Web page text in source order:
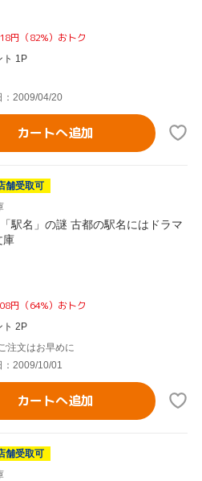
円（82%）おトク
ト 1P
：2009/04/20
カートへ追加
舗受取可
駅名」の謎 古都の駅名にはドラマ
庫
円（64%）おトク
ト 2P
ご注文はお早めに
：2009/10/01
カートへ追加
舗受取可